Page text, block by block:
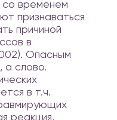
со временем
признаваться
причиной
в
Опасным
а слово.
в т.ч.
реакция,